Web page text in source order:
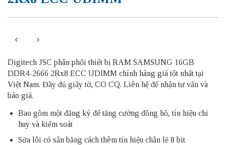
Digitech JSC phân phối thiết bị RAM SAMSUNG 16GB
DDR4-2666 2Rx8 ECC UDIMM chính hãng giá tốt nhất tại
Việt Nam. Đầy đủ giấy tờ, CO CQ. Liên hệ để nhận tư vấn và
báo giá.
Bao gồm một đăng ký để tăng cường đồng hồ, tín hiệu chỉ
huy và kiểm soát
Sửa lỗi có sẵn bằng cách thêm tín hiệu chẵn lẻ 8 bit